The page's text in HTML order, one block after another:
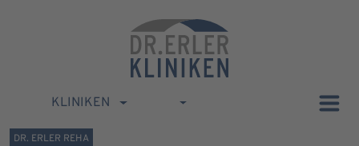
KLINIKEN
DR. ERLER REHA